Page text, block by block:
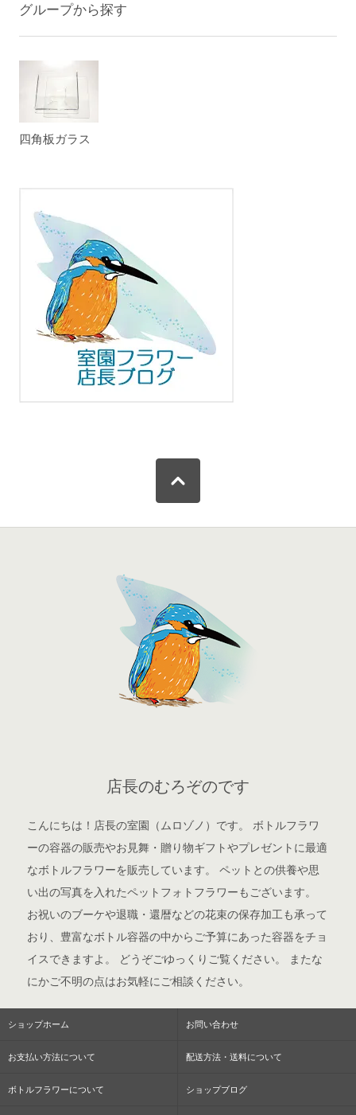
グループから探す
四角板ガラス
店長のむろぞのです
こんにちは！店長の室園（ムロゾノ）です。 ボトルフラワ
ーの容器の販売やお見舞・贈り物ギフトやプレゼントに最適
なボトルフラワーを販売しています。 ペットとの供養や思
い出の写真を入れたペットフォトフラワーもございます。
お祝いのブーケや退職・還暦などの花束の保存加工も承って
おり、豊富なボトル容器の中からご予算にあった容器をチョ
イスできますよ。 どうぞごゆっくりご覧ください。 またな
にかご不明の点はお気軽にご相談ください。
ショップホーム お問い合わせ
お支払い方法について 配送方法・送料について
ボトルフラワーについて ショップブログ